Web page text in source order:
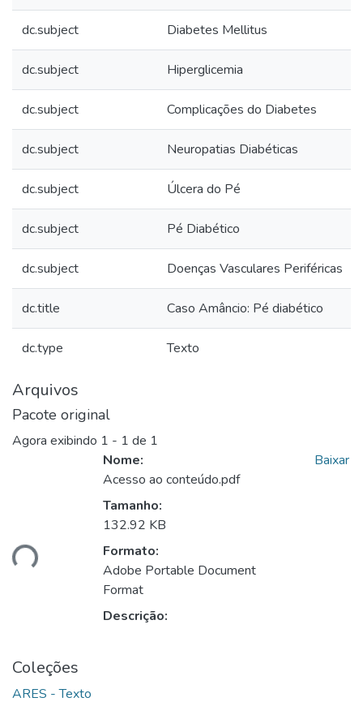
dc.subject Diabetes Mellitus
dc.subject Hiperglicemia
dc.subject Complicações do Diabetes
dc.subject Neuropatias Diabéticas
dc.subject Úlcera do Pé
dc.subject Pé Diabético
dc.subject Doenças Vasculares Periféricas
dc.title Caso Amâncio: Pé diabético
dc.type Texto
Arquivos
Pacote original
Agora exibindo 1 - 1 de 1
Nome:
Acesso ao conteúdo.pdf
Tamanho:
132.92 KB
Formato:
Adobe Portable Document
Format
Descrição:
Baixar
Coleções
ARES - Texto